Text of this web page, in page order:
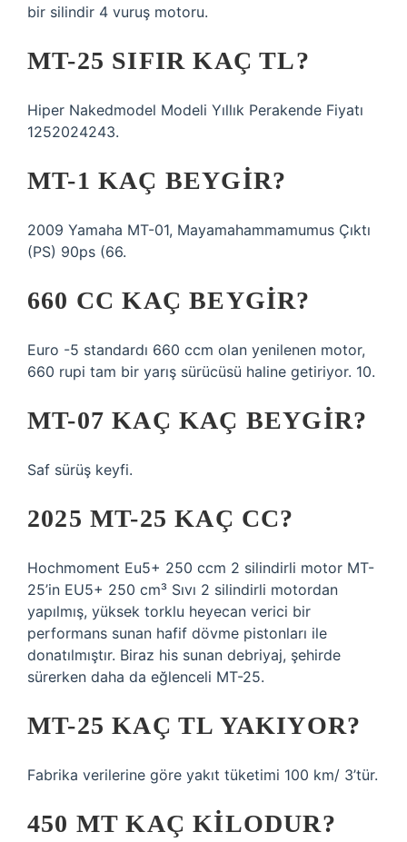
bir silindir 4 vuruş motoru.
MT-25 SIFIR KAÇ TL?
Hiper Nakedmodel Modeli Yıllık Perakende Fiyatı
1252024243.
MT-1 KAÇ BEYGIR?
2009 Yamaha MT-01, Mayamahammamumus Çıktı
(PS) 90ps (66.
660 CC KAÇ BEYGIR?
Euro -5 standardı 660 ccm olan yenilenen motor,
660 rupi tam bir yarış sürücüsü haline getiriyor. 10.
MT-07 KAÇ KAÇ BEYGIR?
Saf sürüş keyfi.
2025 MT-25 KAÇ CC?
Hochmoment Eu5+ 250 ccm 2 silindirli motor MT-
25’in EU5+ 250 cm³ Sıvı 2 silindirli motordan
yapılmış, yüksek torklu heyecan verici bir
performans sunan hafif dövme pistonları ile
donatılmıştır. Biraz his sunan debriyaj, şehirde
sürerken daha da eğlenceli MT-25.
MT-25 KAÇ TL YAKIYOR?
Fabrika verilerine göre yakıt tüketimi 100 km/ 3’tür.
450 MT KAÇ KILODUR?